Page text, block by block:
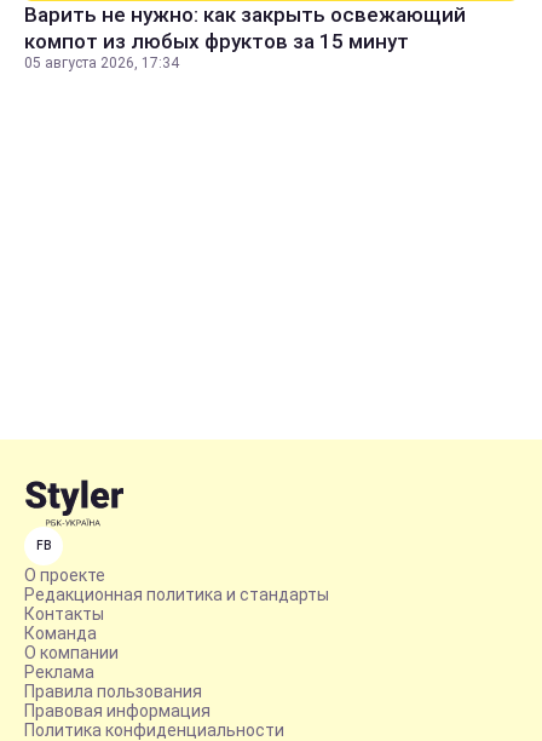
Варить не нужно: как закрыть освежающий
компот из любых фруктов за 15 минут
05 августа 2026, 17:34
FB
О проекте
Редакционная политика и стандарты
Контакты
Команда
О компании
Реклама
Правила пользования
Правовая информация
Политика конфиденциальности